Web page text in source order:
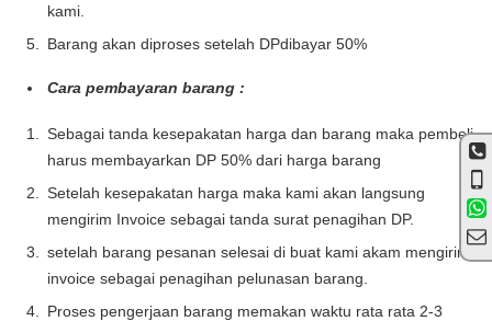
kami.
Barang akan diproses setelah DPdibayar 50%
Cara pembayaran barang :
Sebagai tanda kesepakatan harga dan barang maka pembeli
harus membayarkan DP 50% dari harga barang
Setelah kesepakatan harga maka kami akan langsung
mengirim Invoice sebagai tanda surat penagihan DP.
setelah barang pesanan selesai di buat kami akam mengirim
invoice sebagai penagihan pelunasan barang.
Proses pengerjaan barang memakan waktu rata rata 2-3